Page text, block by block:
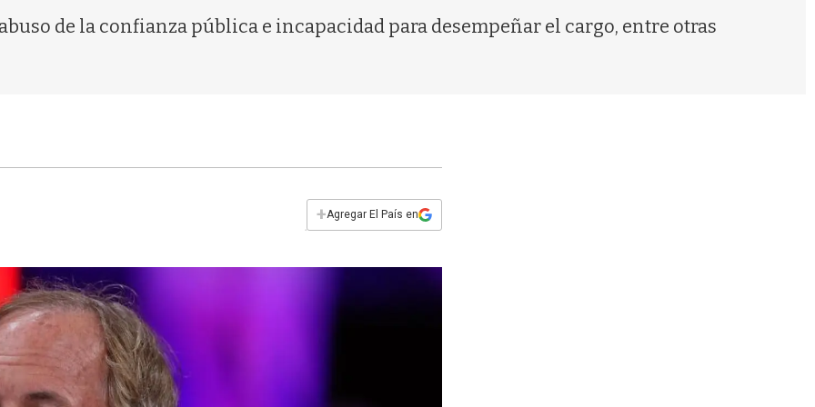
de la confianza pública e incapacidad para desempeñar el cargo, entre otras
+Agregar El País en